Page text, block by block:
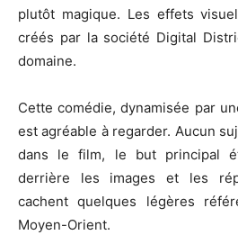
plutôt magique. Les effets
créés par la société Digital
domaine.
Cette comédie, dynamisée par
est agréable à regarder. Aucun
dans le film, le but principal
derrière les images et les
cachent quelques légères
Moyen-Orient.